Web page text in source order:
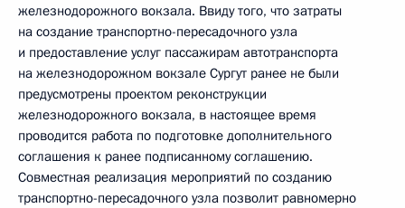
железнодорожного вокзала. Ввиду того, что затраты
на создание транспортно-пересадочного узла
и предоставление услуг пассажирам автотранспорта
на железнодорожном вокзале Сургут ранее не были
предусмотрены проектом реконструкции
железнодорожного вокзала, в настоящее время
проводится работа по подготовке дополнительного
соглашения к ранее подписанному соглашению.
Совместная реализация мероприятий по созданию
транспортно-пересадочного узла позволит равномерно